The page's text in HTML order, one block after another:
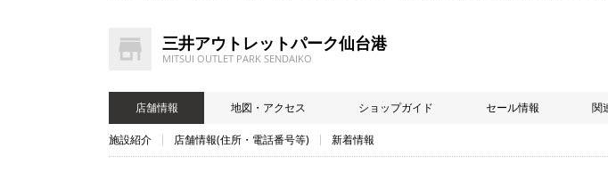
三井アウトレットパーク仙台港
MITSUI OUTLET PARK SENDAIKO
店舗情報 地図・アクセス ショップガイド セール情報 関
施設紹介 店舗情報(住所・電話番号等) 新着情報